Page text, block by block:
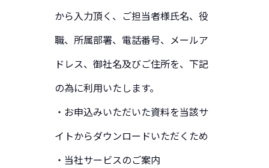
スタッフの応募者数向上に効果的な「給
経費削減と業務効率化を実現する「振込
代行サービス」
インフォメーション
から入力頂く、ご担当者様氏名、役
職、所属部署、電話番号、メールア
ドレス、御社名及びご住所を、下記
の為に利用いたします。
・お申込みいただいた資料を当該サ
イトからダウンロードいただくため
・当社サービスのご案内